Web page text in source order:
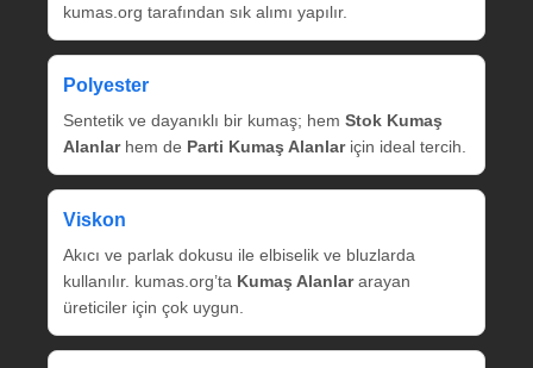
kumas.org tarafından sık alımı yapılır.
Polyester
Sentetik ve dayanıklı bir kumaş; hem Stok Kumaş
Alanlarhem de Parti Kumaş Alanlariçin ideal tercih.
Viskon
Akıcı ve parlak dokusu ile elbiselik ve bluzlarda
kullanılır. kumas.org’ta Kumaş Alanlararayan
üreticiler için çok uygun.